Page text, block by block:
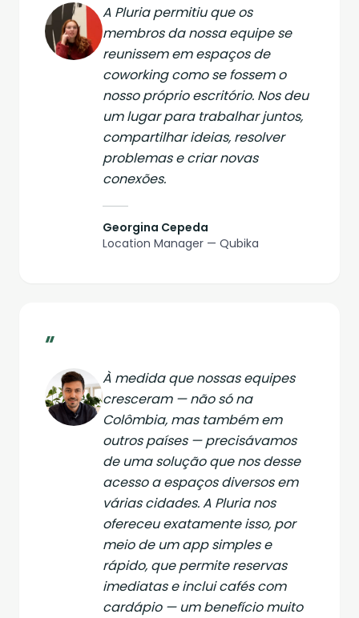
A Pluria permitiu que os
membros da nossa equipe se
reunissem em espaços de
coworking como se fossem o
nosso próprio escritório. Nos deu
um lugar para trabalhar juntos,
compartilhar ideias, resolver
problemas e criar novas
conexões.
Georgina Cepeda
Location Manager — Qubika
“
À medida que nossas equipes
cresceram — não só na
Colômbia, mas também em
outros países — precisávamos
de uma solução que nos desse
acesso a espaços diversos em
várias cidades. A Pluria nos
ofereceu exatamente isso, por
meio de um app simples e
rápido, que permite reservas
imediatas e inclui cafés com
cardápio — um benefício muito